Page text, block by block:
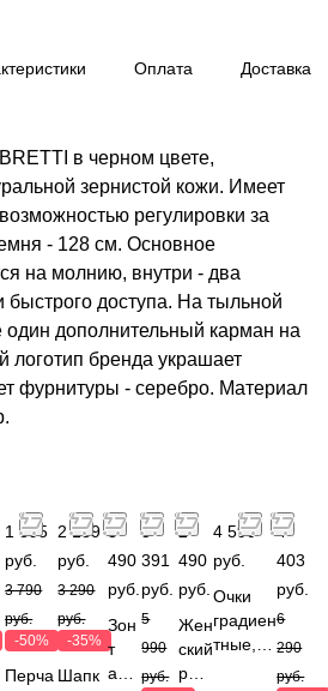
Оплата Доставка
в черном цвете,
зернистой кожи. Имеет
регулировки за
- 128 см. Основное
на молнию, внутри - два
доступа. На тыльной
дополнительный карман на
логотип бренда украшает
фурнитуры - серебро. Материал
1 895
руб.
3 790
руб.
-50%
Перча
2 139
руб.
3 290
руб.
-35%
Шапк
3
490
руб.
Зон
т
авт
5
391
руб.
5
990
руб.
2
490
руб.
Жен
ский
рем
4 590
руб.
Очки
градиен
тные,
4
403
руб.
6
290
руб.